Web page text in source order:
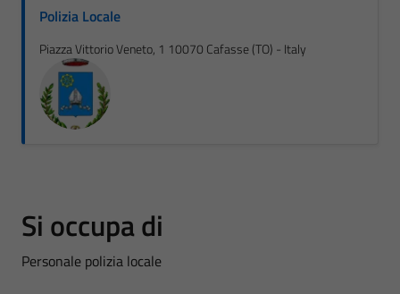
Polizia Locale
Piazza Vittorio Veneto, 1 10070 Cafasse (TO) - Italy
Si occupa di
Personale polizia locale